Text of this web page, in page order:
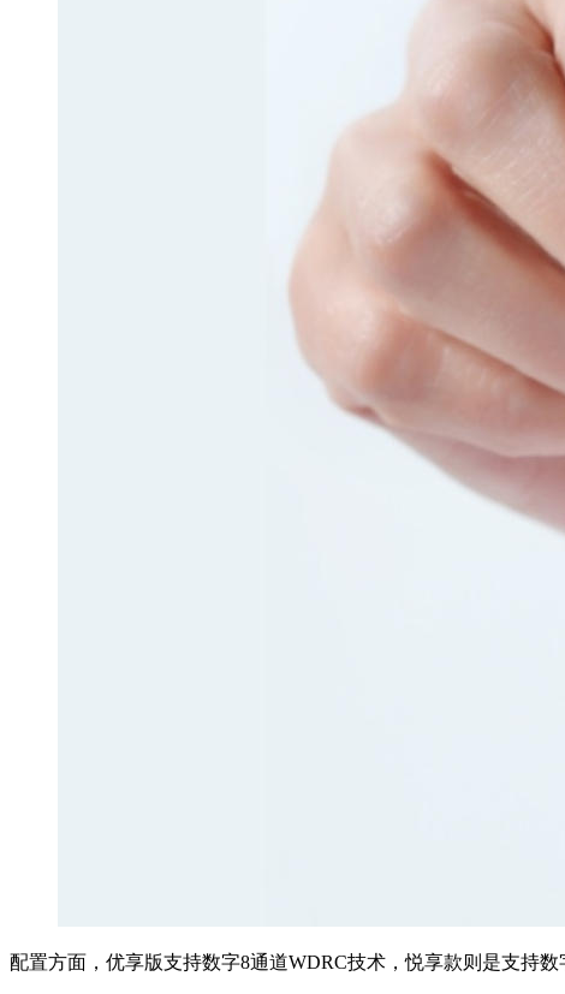
配置方面，优享版支持数字8通道WDRC技术，悦享款则是支持